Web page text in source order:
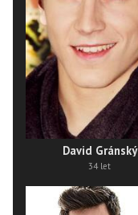
David Gránský
34 let